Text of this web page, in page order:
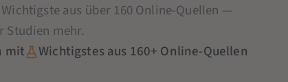
aus über 160 Online-Quellen —
Studien mehr.
mit
Wichtigstes aus 160+ Online-Quellen